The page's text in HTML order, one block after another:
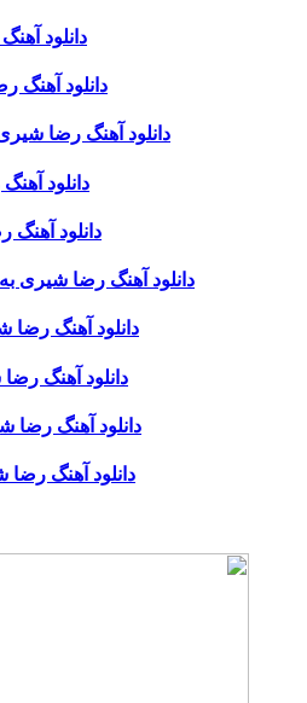
دانلود
دانلود آهنگ
دانلود آهنگ رضا
دانلود
دانلود
دانلود آهنگ رضا شیری
دانلود آهنگ رضا
دانلود آهنگ
دانلود آهنگ رضا
دانلود آهنگ